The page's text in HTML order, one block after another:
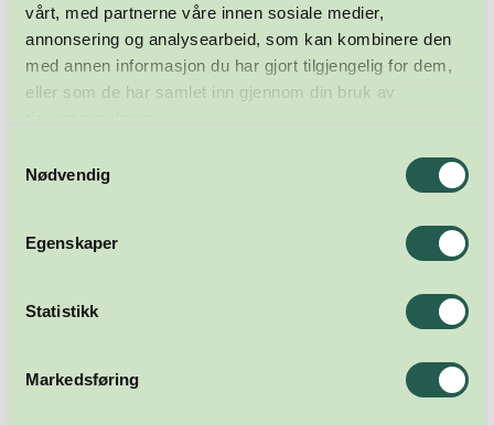
vårt, med partnerne våre innen sosiale medier,
annonsering og analysearbeid, som kan kombinere den
med annen informasjon du har gjort tilgjengelig for dem,
eller som de har samlet inn gjennom din bruk av
Nødvendig
Egenskaper
Statistikk
Markedsføring